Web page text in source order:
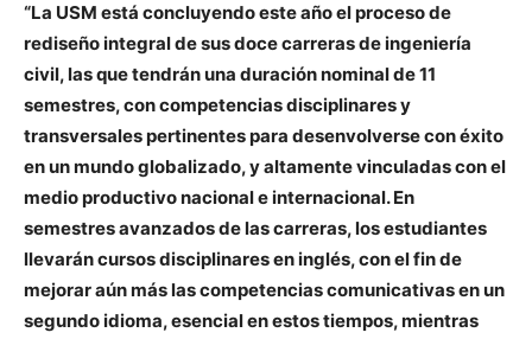
“La USM está concluyendo este año el proceso de
rediseño integral de sus doce carreras de ingeniería
civil, las que tendrán una duración nominal de 11
semestres, con competencias disciplinares y
transversales pertinentes para desenvolverse con éxito
en un mundo globalizado, y altamente vinculadas con el
medio productivo nacional e internacional. En
semestres avanzados de las carreras, los estudiantes
llevarán cursos disciplinares en inglés, con el fin de
mejorar aún más las competencias comunicativas en un
segundo idioma, esencial en estos tiempos, mientras